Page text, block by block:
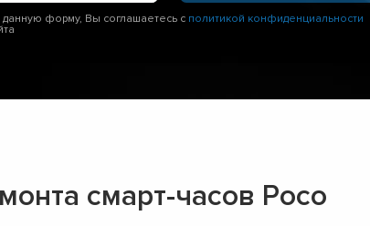
данную форму, Вы соглашаетесь с политикой конфиденциальности
смарт-часов Poco